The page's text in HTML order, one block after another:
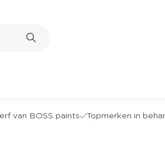
van BOSS paints Topmerken in